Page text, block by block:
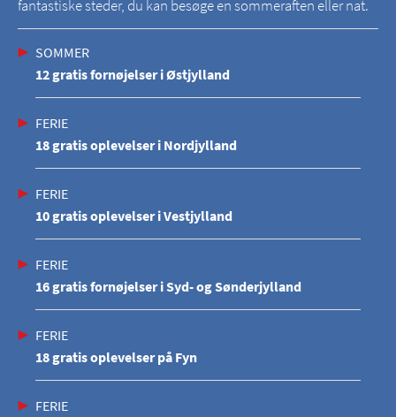
fantastiske steder, du kan besøge en sommeraften eller nat.
SOMMER
12 gratis fornøjelser i Østjylland
FERIE
18 gratis oplevelser i Nordjylland
FERIE
10 gratis oplevelser i Vestjylland
FERIE
16 gratis fornøjelser i Syd- og Sønderjylland
FERIE
18 gratis oplevelser på Fyn
FERIE